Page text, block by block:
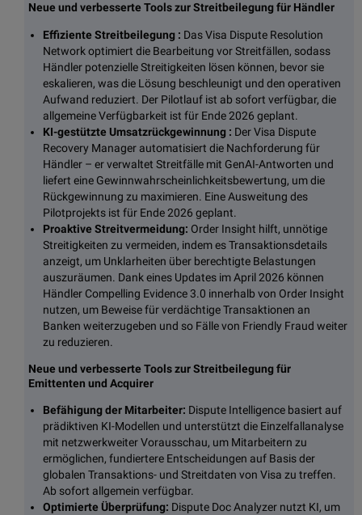
Neue und verbesserte Tools zur Streitbeilegung für Händler
Effiziente Streitbeilegung : Das Visa Dispute Resolution
Network optimiert die Bearbeitung vor Streitfällen, sodass
Händler potenzielle Streitigkeiten lösen können, bevor sie
eskalieren, was die Lösung beschleunigt und den operativen
Aufwand reduziert. Der Pilotlauf ist ab sofort verfügbar, die
allgemeine Verfügbarkeit ist für Ende 2026 geplant.
KI-gestützte Umsatzrückgewinnung : Der Visa Dispute
Recovery Manager automatisiert die Nachforderung für
Händler – er verwaltet Streitfälle mit GenAI-Antworten und
liefert eine Gewinnwahrscheinlichkeitsbewertung, um die
Rückgewinnung zu maximieren. Eine Ausweitung des
Pilotprojekts ist für Ende 2026 geplant.
Proaktive Streitvermeidung: Order Insight hilft, unnötige
Streitigkeiten zu vermeiden, indem es Transaktionsdetails
anzeigt, um Unklarheiten über berechtigte Belastungen
auszuräumen. Dank eines Updates im April 2026 können
Händler Compelling Evidence 3.0 innerhalb von Order Insight
nutzen, um Beweise für verdächtige Transaktionen an
Banken weiterzugeben und so Fälle von Friendly Fraud weiter
zu reduzieren.
Neue und verbesserte Tools zur Streitbeilegung für
Emittenten und Acquirer
Befähigung der Mitarbeiter: Dispute Intelligence basiert auf
prädiktiven KI-Modellen und unterstützt die Einzelfallanalyse
mit netzwerkweiter Vorausschau, um Mitarbeitern zu
ermöglichen, fundiertere Entscheidungen auf Basis der
globalen Transaktions- und Streitdaten von Visa zu treffen.
Ab sofort allgemein verfügbar.
Optimierte Überprüfung: Dispute Doc Analyzer nutzt KI, um